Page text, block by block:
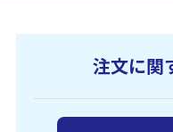
注文に関